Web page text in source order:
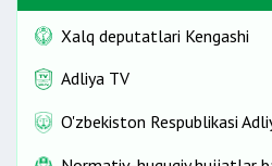
Xalq deputatlari Kengashi
Adliya TV
O'zbekiston Respublikasi